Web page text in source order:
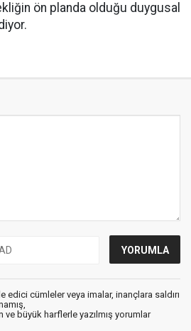
ön planda olduğu duygusal
edici cümleler veya imalar, inançlara saldırı
ve büyük harflerle yazılmış yorumlar